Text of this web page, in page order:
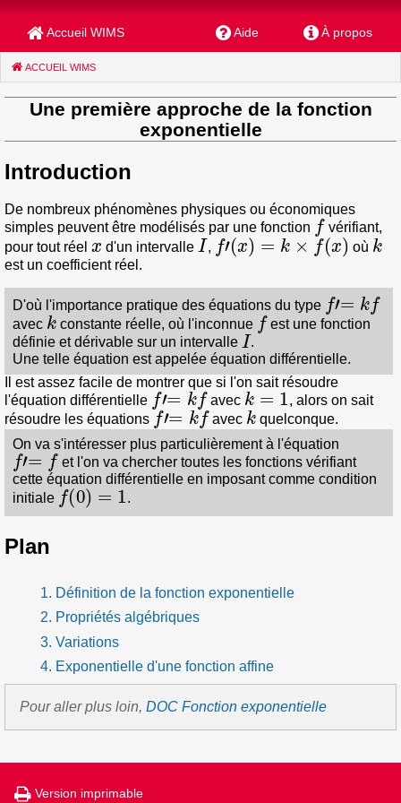
Accueil WIMS Aide À propos
ACCUEIL WIMS
Une première approche de la fonction
exponentielle
Introduction
De nombreux phénomènes physiques ou économiques
simples peuvent être modélisés par une fonction
f
vérifiant,
pour tout réel
x
d'un intervalle
I
,
f′(x)=k ×f(x)
où
k
est un coefficient réel.
D'où l'importance pratique des équations du type
′=
avec
k
constante réelle, où l'inconnue
f
est une fonction
définie et dérivable sur un intervalle
I
.
Une telle équation est appelée équation différentielle.
Il est assez facile de montrer que si l'on sait résoudre
l'équation différentielle
f′=kf
avec
k =1
, alors on sait
résoudre les équations
f′=
avec
k
quelconque.
On va s'intéresser plus particulièrement à l'équation
f′=f
et l'on va chercher toutes les fonctions vérifiant
cette équation différentielle en imposant comme condition
initiale
f(0)=1
.
Plan
1. Définition de la fonction exponentielle
2. Propriétés algébriques
3. Variations
4. Exponentielle d'une fonction affine
Pour aller plus loin, DOC Fonction exponentielle
Version imprimable